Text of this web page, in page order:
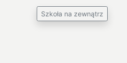
Szkoła na zewnątrz